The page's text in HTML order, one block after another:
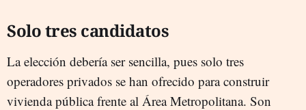
Solo tres candidatos
La elección debería ser sencilla, pues solo tres
operadores privados se han ofrecido para construir
vivienda pública frente al Área Metropolitana. Son